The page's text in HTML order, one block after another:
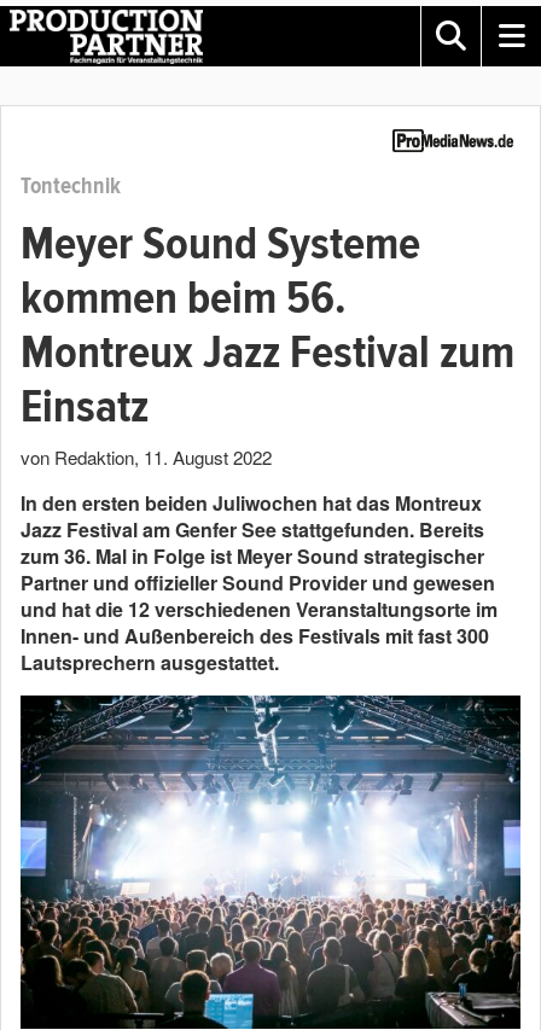
Tontechnik
Meyer Sound Systeme
kommen beim 56.
Montreux Jazz Festival zum
Einsatz
von Redaktion, 11. August 2022
In den ersten beiden Juliwochen hat das Montreux
Jazz Festival am Genfer See stattgefunden. Bereits
zum 36. Mal in Folge ist Meyer Sound strategischer
Partner und offizieller Sound Provider und gewesen
und hat die 12 verschiedenen Veranstaltungsorte im
Innen- und Außenbereich des Festivals mit fast 300
Lautsprechern ausgestattet.